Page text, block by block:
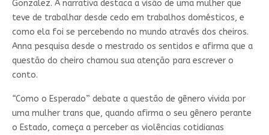
Gonzalez. A narrativa destaca a visão de uma mulher que
teve de trabalhar desde cedo em trabalhos domésticos, e
como ela foi se percebendo no mundo através dos cheiros.
Anna pesquisa desde o mestrado os sentidos e afirma que a
questão do cheiro chamou sua atenção para escrever o
conto.
“Como o Esperado” debate a questão de gênero vivida por
uma mulher trans que, quando afirma o seu gênero perante
o Estado, começa a perceber as violências cotidianas